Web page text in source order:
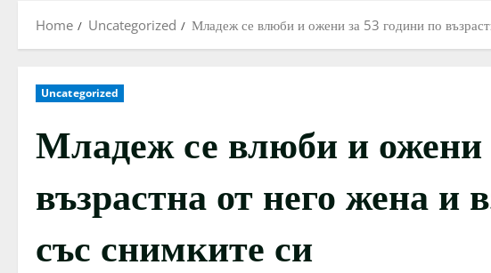
Home Uncategorized Младеж се влюби и ожени за 53 години по
Uncategorized
Младеж се влюби и ожени
възрастна от него жена и
със снимките си